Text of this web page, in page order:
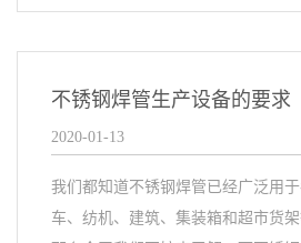
不锈钢焊管生产设备的要求
2020-01-13
我们都知道不锈钢焊管已经广泛用
车、纺机、建筑、集装箱和超市货架